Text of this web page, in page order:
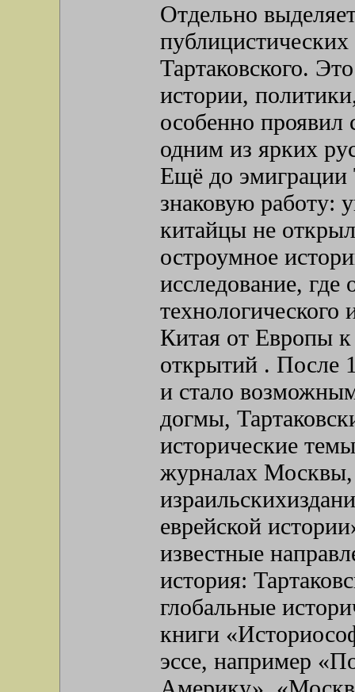
Отдельно
Тартаковского.
истории,
особенно проявил
одним из ярких
Ещё до эмиграции
знаковую работу:
китайцы не
остроумное
исследование,
технологического
Китая от Европы к
открытий . После
и стало
догмы,
исторические
журналах Москвы,
еврейской
известные
история:
глобальные
книги
эссе, например